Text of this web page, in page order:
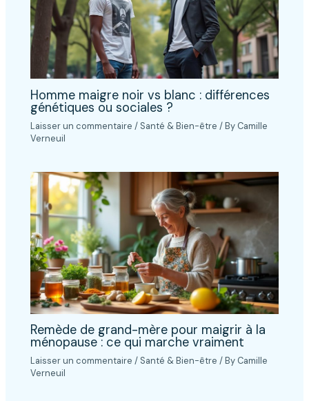
Homme maigre noir vs blanc : différences
génétiques ou sociales ?
Laisser un commentaire / Santé & Bien-être / By Camille
Verneuil
Remède de grand-mère pour maigrir à la
ménopause : ce qui marche vraiment
Laisser un commentaire / Santé & Bien-être / By Camille
Verneuil